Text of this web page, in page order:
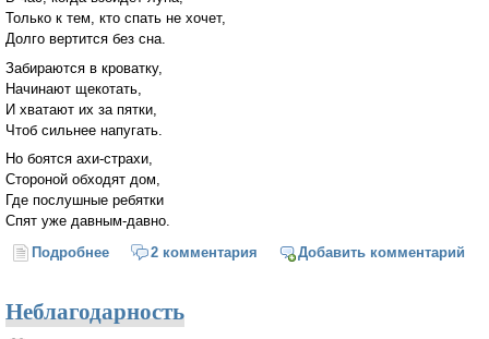
Только к тем, кто спать не хочет,
Долго вертится без сна.
Забираются в кроватку,
Начинают щекотать,
И хватают их за пятки,
Чтоб сильнее напугать.
Но боятся ахи-страхи,
Стороной обходят дом,
Где послушные ребятки
Спят уже давным-давно.
Подробнее о Ахи-страхи
2 комментария Добавить комментарий
Неблагодарность